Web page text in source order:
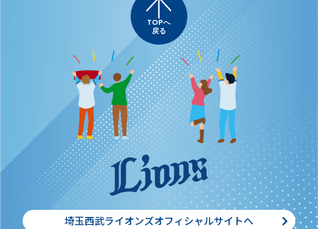
TOPへ
戻る
埼玉西武ライオンズオフィシャルサイトへ